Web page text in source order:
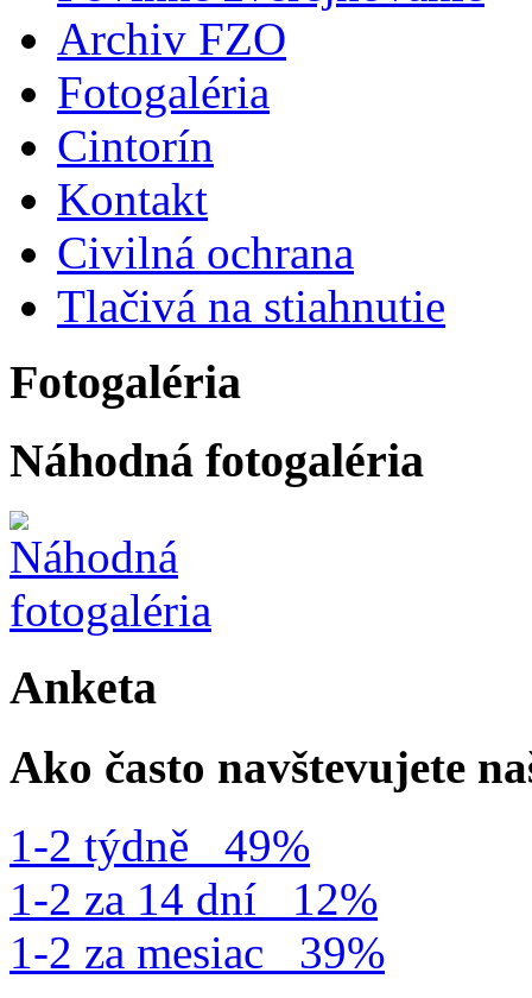
Archiv FZO
Fotogaléria
Cintorín
Kontakt
Civilná ochrana
Tlačivá na stiahnutie
Fotogaléria
Náhodná fotogaléria
Anketa
Ako často navštevujete
1-2 týdně
49%
1-2 za 14 dní
12%
1-2 za mesiac
39%